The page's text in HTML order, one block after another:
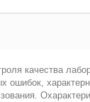
качества